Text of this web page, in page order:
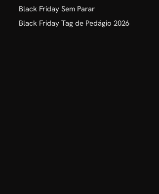
Black Friday Sem Parar
Black Friday Tag de Pedágio 2026